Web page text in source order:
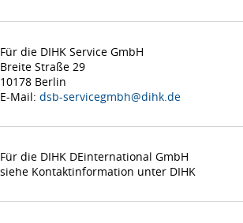
Für die DIHK Service GmbH
Breite Straße 29
10178 Berlin
E-Mail: dsb-servicegmbh@dihk.de
Für die DIHK DEinternational GmbH
siehe Kontaktinformation unter DIHK